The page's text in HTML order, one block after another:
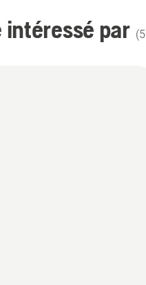
intéressé par (5